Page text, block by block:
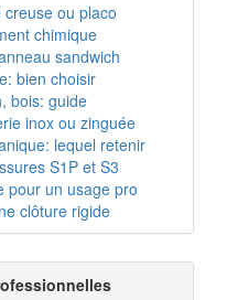
ou placo
chimique
sandwich
bien choisir
bois: guide
inox ou zinguée
lequel retenir
S1P et S3
pour un usage pro
clôture rigide